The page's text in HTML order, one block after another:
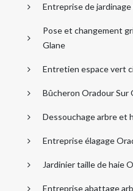
Entreprise de
Pose et changement
Glane
Entretien espace vert
Bûcheron Oradour Sur
Dessouchage arbre et
Entreprise élagage
Jardinier taille de haie
Entreprise abattage